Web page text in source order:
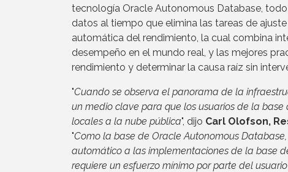
tecnología Oracle Autonomous Database,
datos al tiempo que elimina las tareas de
automática del rendimiento, la cual combina
desempeño en el mundo real, y las mejores
rendimiento y determinar la causa raíz sin
"Cuando se observa el panorama de la
un medio clave para que los usuarios de la
locales a la nube pública", dijo Carl Olofson,
"Como la base de Oracle Autonomous
automático a las implementaciones de la base
requiere un esfuerzo mínimo por parte del